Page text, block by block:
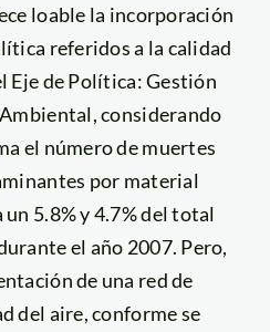
loable la incorporación
referidos a la calidad
Eje de Política: Gestión
considerando
el número de muertes
por material
5.8% y 4.7% del total
el año 2007. Pero,
de una red de
del aire, conforme se